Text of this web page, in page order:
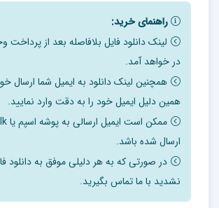
بافت یا سلول های سالم از فرد دهنده پیوند به
درمان کرد . سیستم ایمنی به منظور
عوامل بیگانه دارای مکانسیم
های کارآمدی می باشد و همین مکانسیم ها
درشخصی می شود که از لحاظ ژنتیکی با
همسان نباشد .
میزان پاسخ ایمنی به یک پیوند با توجه به
راهنمای خرید:
لینک دانلود فایل بلافاصله بعد از
در خواهد آمد.
همچنین لینک دانلود به ایمیل شما ارسال
همین دلیل ایمیل خود را به دقت وارد نمایید.
ارسال شده باشد.
در صورتی که به هر دلیلی موفق به دانلود
نشدید با ما تماس بگیرید.